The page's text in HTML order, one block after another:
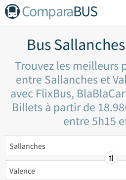
ComparaBUS
Bus
Trouvez les meilleurs
entre Sallanches et
avec FlixBus,
Billets à partir de
entre 5h15
Sallanches
Valence